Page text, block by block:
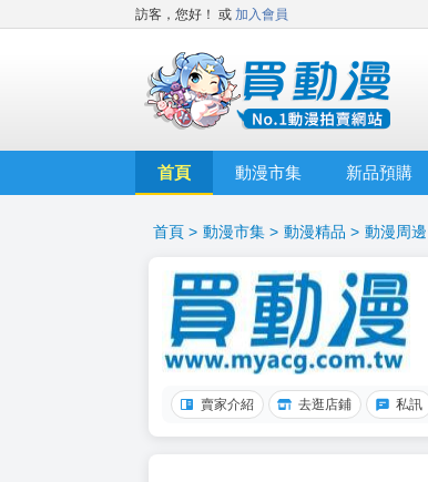
訪客，您好！ 或 加入會員
首頁 動漫市集 新品預購
首頁 > 動漫市集 > 動漫精品 > 動漫周邊
賣家介紹 去逛店鋪 私訊